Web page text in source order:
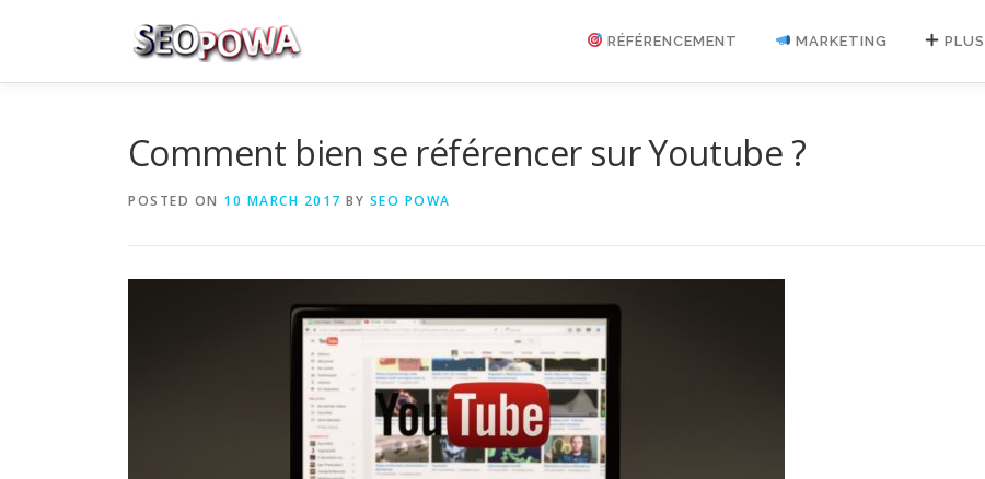
RÉFÉRENCEMENT MARKETING PLUS
Comment bien se référencer sur Youtube ?
POSTED ON 10 MARCH 2017 BY SEO POWA